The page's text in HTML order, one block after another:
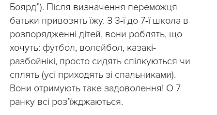
Боярд”). Після визначення переможця
батьки привозять їжу. З 3-ї до 7-ї школа в
розпорядженні дітей, вони роблять, що
хочуть: футбол, волейбол, казакі-
разбойнікі, просто сидять спілкуються чи
сплять (усі приходять зі спальниками).
Вони отримують таке задоволення! О 7
ранку всі роз’їжджаються.